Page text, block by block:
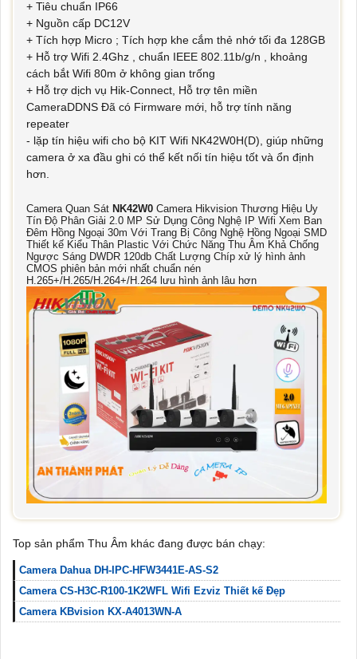
+ Tiêu chuẩn IP66
+ Nguồn cấp DC12V
+ Tích hợp Micro ; Tích hợp khe cắm thẻ nhớ tối đa 128GB
+ Hỗ trợ Wifi 2.4Ghz , chuẩn IEEE 802.11b/g/n , khoảng
cách bắt Wifi 80m ở không gian trống
+ Hỗ trợ dịch vụ Hik-Connect, Hỗ trợ tên miền
CameraDDNS Đã có Firmware mới, hỗ trợ tính năng
repeater
- lặp tín hiệu wifi cho bộ KIT Wifi NK42W0H(D), giúp những
camera ở xa đầu ghi có thể kết nối tín hiệu tốt và ổn định
hơn.
Camera Quan Sát NK42W0 Camera Hikvision Thương Hiệu Uy
Tín Độ Phân Giải 2.0 MP Sử Dụng Công Nghệ IP Wifi Xem Ban
Đêm Hồng Ngoại 30m Với Trang Bị Công Nghệ Hồng Ngoại SMD
Thiết kế Kiểu Thân Plastic Với Chức Năng Thu Âm Khả Chống
Ngược Sáng DWDR 120db Chất Lượng Chíp xử lý hình ảnh
CMOS phiên bản mới nhất chuẩn nén
H.265+/H.265/H.264+/H.264 lưu hình ảnh lâu hơn
Top sản phẩm Thu Âm khác đang được bán chạy:
Camera Dahua DH-IPC-HFW3441E-AS-S2
Camera CS-H3C-R100-1K2WFL Wifi Ezviz Thiết kế Đẹp
Camera KBvision KX-A4013WN-A